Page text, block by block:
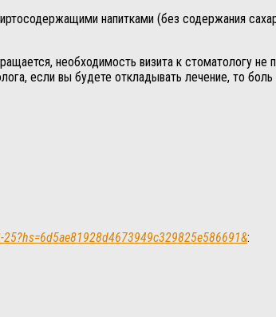
напитками (без содержания
необходимость визита к стоматологу
если вы будете откладывать лечение, то
: